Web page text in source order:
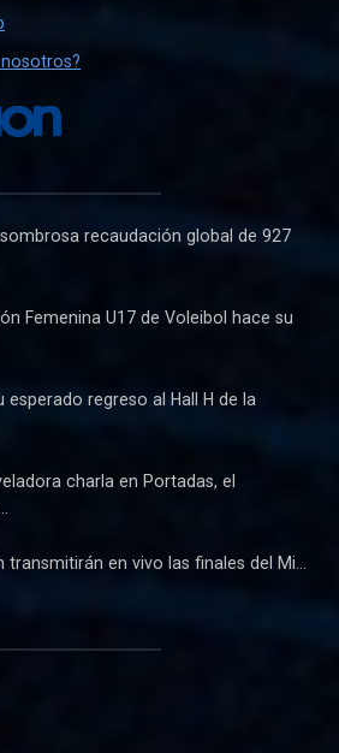
recaudación global de 927
Femenina U17 de Voleibol hace su
esperado regreso al Hall H de la
charla en Portadas, el
transmitirán en vivo las finales del Mi...